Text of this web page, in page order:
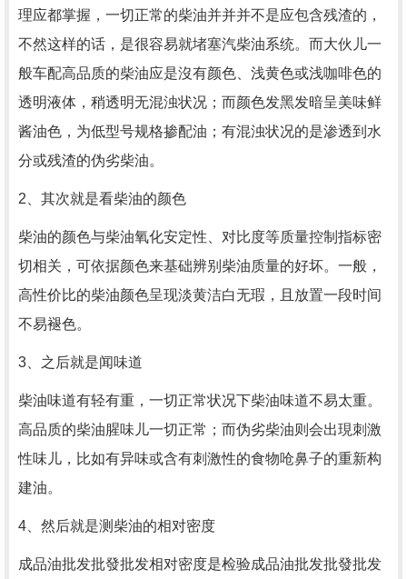
理应都掌握，一切正常的柴油并并并不是应包含残渣的，
不然这样的话，是很容易就堵塞汽柴油系统。而大伙儿一
般车配高品质的柴油应是沒有颜色、浅黄色或浅咖啡色的
透明液体，稍透明无混浊状况；而颜色发黑发暗呈美味鲜
酱油色，为低型号规格掺配油；有混浊状况的是渗透到水
分或残渣的伪劣柴油。
2、其次就是看柴油的颜色
柴油的颜色与柴油氧化安定性、对比度等质量控制指标密
切相关，可依据颜色来基础辨别柴油质量的好坏。一般，
高性价比的柴油颜色呈现淡黄洁白无瑕，且放置一段时间
不易褪色。
3、之后就是闻味道
柴油味道有轻有重，一切正常状况下柴油味道不易太重。
高品质的柴油腥味儿一切正常；而伪劣柴油则会出現刺激
性味儿，比如有异味或含有刺激性的食物呛鼻子的重新构
建油。
4、然后就是测柴油的相对密度
成品油批发批發批发相对密度是检验成品油批发批發批发